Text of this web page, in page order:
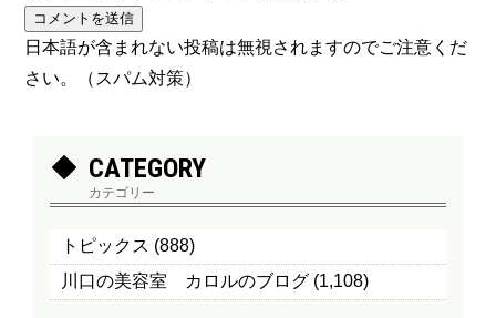
日本語が含まれない投稿は無視されますのでご注意くだ
さい。（スパム対策）
CATEGORY
カテゴリー
トピックス (888)
川口の美容室 カロルのブログ (1,108)